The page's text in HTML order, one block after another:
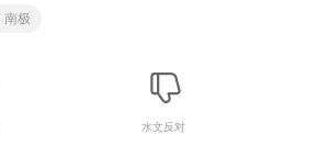
南极
水文反对